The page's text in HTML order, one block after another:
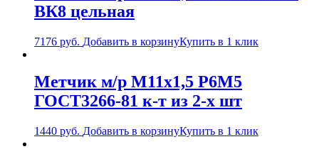
ВК8 цельная
7176 руб. Добавить в корзинуКупить в 1 клик
Метчик м/р М11х1,5 Р6М5
ГОСТ3266-81 к-т из 2-х шт
1440 руб. Добавить в корзинуКупить в 1 клик